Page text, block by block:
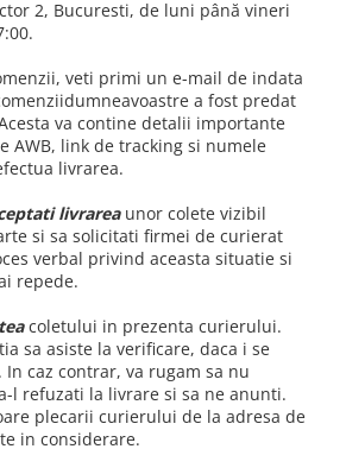
Mare
cu rama)
2, Bucuresti, de luni până vineri
veti primi un e-mail de indata
a fost predat
va contine detalii importante
AWB, link de tracking si numele
livrarea.
livrareaunor colete vizibil
si sa solicitati firmei de curierat
verbal privind aceasta situatie si
repede.
coletului in prezenta curierului.
sa asiste la verificare, daca i se
caz contrar, va rugam sa nu
l refuzati la livrare si sa ne anunti.
plecarii curierului de la adresa de
in considerare.